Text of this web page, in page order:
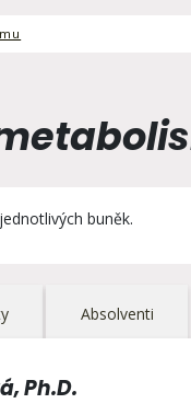
buněk.
Absolventi
Ph.D.